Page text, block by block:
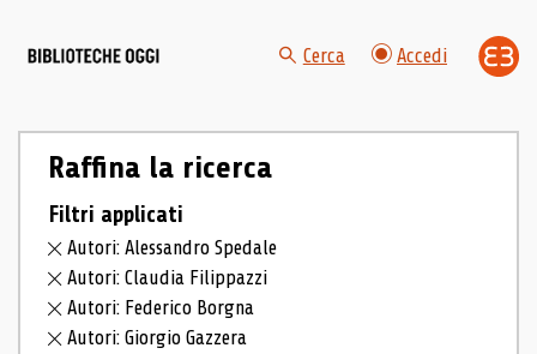
Cerca Accedi
Raffina la ricerca
Filtri applicati
Autori: Alessandro Spedale
Autori: Claudia Filippazzi
Autori: Federico Borgna
Autori: Giorgio Gazzera